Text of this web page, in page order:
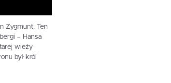
Zygmunt. Ten
– Hansa
wieży
był król